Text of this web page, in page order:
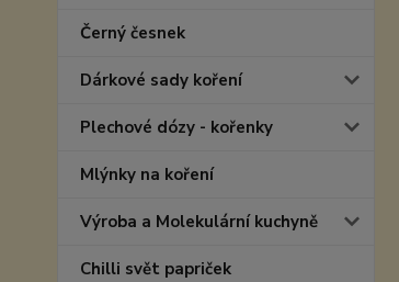
Černý česnek
Dárkové sady koření
Plechové dózy - kořenky
Mlýnky na koření
Výroba a Molekulární kuchyně
Chilli svět papriček